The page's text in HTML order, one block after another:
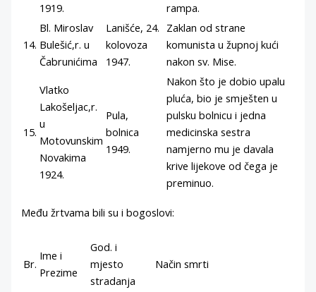
1919.
rampa.
14.
Bl. Miroslav
Bulešić,r. u
Čabrunićima
Lanišće, 24.
kolovoza
1947.
Zaklan od strane
komunista u župnoj kući
nakon sv. Mise.
15.
Vlatko
Lakošeljac,r.
u
Motovunskim
Novakima
1924.
Pula,
bolnica
1949.
Nakon što je dobio upalu
pluća, bio je smješten u
pulsku bolnicu i jedna
medicinska sestra
namjerno mu je davala
krive lijekove od čega je
preminuo.
Među žrtvama bili su i bogoslovi:
Br.
Ime i
Prezime
God. i
mjesto
stradanja
Način smrti